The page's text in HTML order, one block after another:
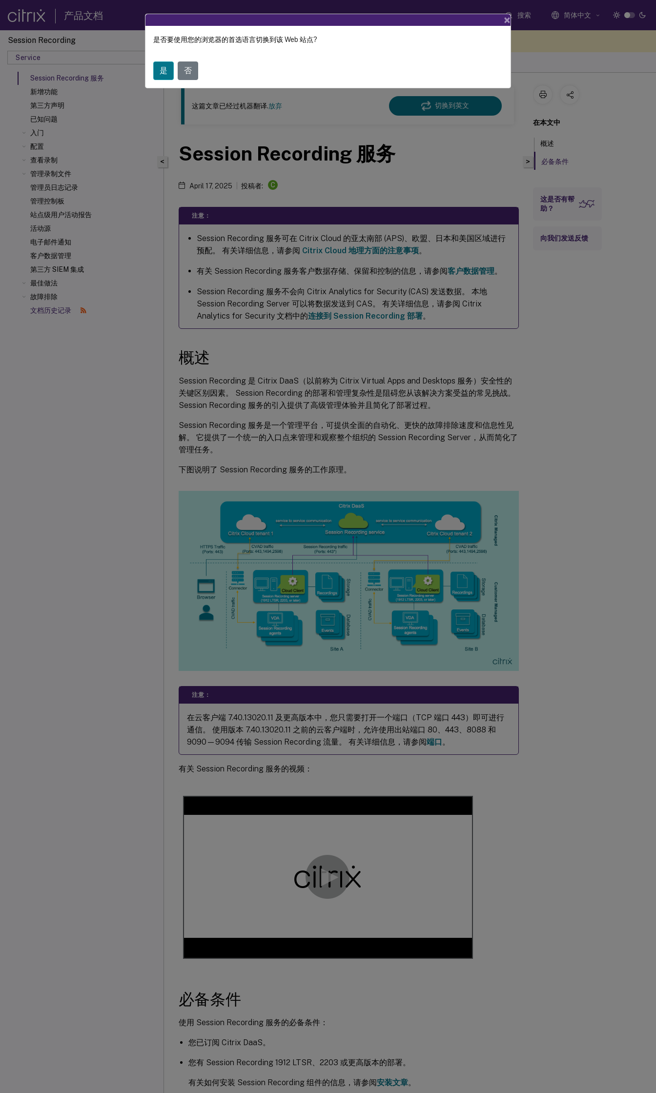
产品文档 搜索 简体中文
Session Recording
Service
Session Recording 服务
新增功能
第三方声明
已知问题
入门
配置
查看录制
管理录制文件
管理员日志记录
管理控制板
站点级用户活动报告
活动源
电子邮件通知
客户数据管理
第三方 SIEM 集成
最佳做法
故障排除
文档历史记录
此内容已经过机器动态翻译。
<
这篇文章已经过机器翻译.放弃 切换到英文
Session Recording 服务
April 17, 2025 投稿者: C
注意：
Session Recording 服务可在 Citrix Cloud 的亚太南部 (APS)、欧盟、日本和美国区域进行
预配。 有关详细信息，请参阅 Citrix Cloud 地理方面的注意事项。
有关 Session Recording 服务客户数据存储、保留和控制的信息，请参阅客户数据管理。
Session Recording 服务不会向 Citrix Analytics for Security (CAS) 发送数据。 本地
Session Recording Server 可以将数据发送到 CAS。 有关详细信息，请参阅 Citrix
Analytics for Security 文档中的连接到 Session Recording 部署。
概述
Session Recording 是 Citrix DaaS（以前称为 Citrix Virtual Apps and Desktops 服务）安全性的
关键区别因素。 Session Recording 的部署和管理复杂性是阻碍您从该解决方案受益的常见挑战。
Session Recording 服务的引入提供了高级管理体验并且简化了部署过程。
Session Recording 服务是一个管理平台，可提供全面的自动化、更快的故障排除速度和信息性见
解。 它提供了一个统一的入口点来管理和观察整个组织的 Session Recording Server，从而简化了
管理任务。
下图说明了 Session Recording 服务的工作原理。
注意：
在云客户端 7.40.13020.11 及更高版本中，您只需要打开一个端口（TCP 端口 443）即可进行
通信。 使用版本 7.40.13020.11 之前的云客户端时，允许使用出站端口 80、443、8088 和
9090—9094 传输 Session Recording 流量。 有关详细信息，请参阅端口 。
有关 Session Recording 服务的视频：
必备条件
使用 Session Recording 服务的必备条件：
您已订阅 Citrix DaaS。
您有 Session Recording 1912 LTSR、2203 或更高版本的部署。
有关如何安装 Session Recording 组件的信息，请参阅安装文章。
>
在本文中
概述
必备条件
这是否有帮
助？
向我们发送反馈
×
是否要使用您的浏览器的首选语言切换到该 Web 站点?
是 否